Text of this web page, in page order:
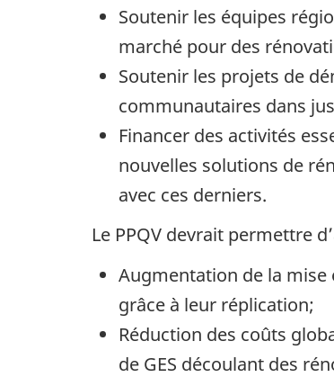
Soutenir les équipes
marché pour des
Soutenir les projets de
communautaires dans
Financer des activités
nouvelles solutions de
avec ces derniers.
Le PPQV devrait permettre
Augmentation de la
grâce à leur réplication;
Réduction des coûts
de GES découlant des